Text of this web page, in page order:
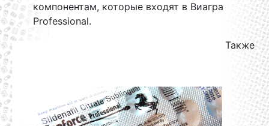
компонентам, которые входят в Виагра
Professional.
Также